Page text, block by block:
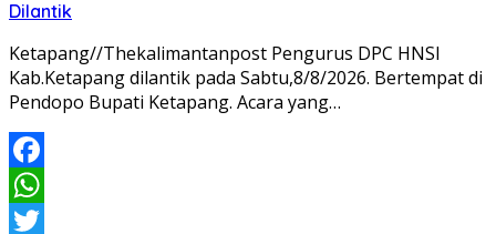
Dilantik
Ketapang//Thekalimantanpost Pengurus DPC HNSI
Kab.Ketapang dilantik pada Sabtu,8/8/2026. Bertempat di
Pendopo Bupati Ketapang. Acara yang…
Facebook
WhatsApp